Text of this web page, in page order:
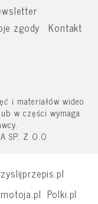
zgody Kontakt
i materiałów wideo
w części wymaga
SP. Z O.O.
Polki.pl